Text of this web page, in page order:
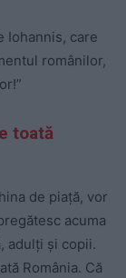
Iohannis, care
românilor,
toată
de piață, vor
acuma
adulți și copii.
România. Că